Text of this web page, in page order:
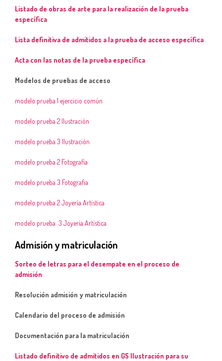
Listado de obras de arte para la realización de la prueba
específica
Lista definitiva de admitidos a la prueba de acceso específica
Acta con las notas de la prueba específica
Modelos de pruebas de acceso
modelo prueba 1 ejercicio común
modelo prueba 2 Ilustración
modelo prueba 3 Ilustración
modelo prueba 2 Fotografía
modelo prueba 3 Fotografía
modelo prueba 2 Joyería Artística
modelo prueba 3 Joyería Artística
Admisión y matriculación
Sorteo de letras para el desempate en el proceso de
admisión
Resolución admisión y matriculación
Calendario del proceso de admisión
Documentación para la matriculación
Listado definitivo de admitidos en GS Ilustración para su